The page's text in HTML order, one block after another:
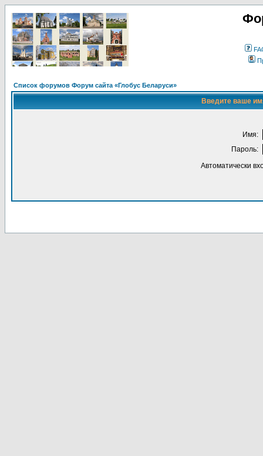
Список форумов Форум сайта «Глобус Беларуси»
Введите ваше
Имя:
Пароль:
Автоматически